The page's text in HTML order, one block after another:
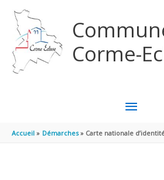
Corme-
MENU
Accueil Démarches Carte nationale